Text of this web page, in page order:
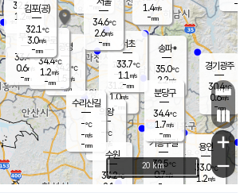
과천
31.2℃
1.0m/s
- mm
용인
33.0℃
1.2m/s
경기광주
30.4℃
0.6m/s
-mm
-
의왕
- ℃
m/s
mm
32.6℃
1.2 m/s
mm
광명
34.2 ℃
1.5 m/s
-mm
부천
33.4℃
0.6m/s
-mm
구로
34.4℃
1.2m/s
-mm
- mm 1.4m/s
-mm
송파*
35.0℃
2.2m/s
-mm
서초
33.7℃
1.1 m/s
-mm
기흥구갈
32.5℃
0.7m/s
-
수리산길
-℃
-m/s
-mm
분당구
34.4℃
1.7m/s
-mm
김포(공)
32.1℃
3.0m/s
-mm
수원
33.2℃
2.1 m/s
34.6℃
2.6m/s
-mm
+
−
20 km